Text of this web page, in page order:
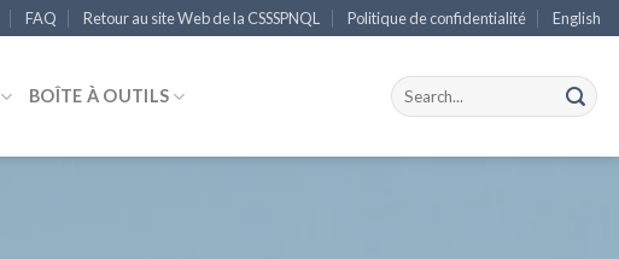
FAQ Retour au site Web de la CSSSPNQL Politique de confidentialité English
BOÎTE À OUTILS